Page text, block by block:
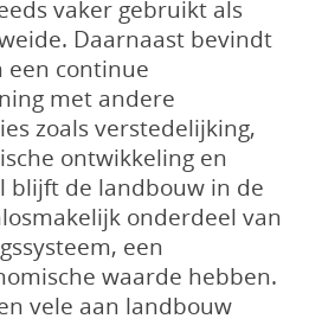
vaker gebruikt als
Daarnaast bevindt
een continue
met andere
zoals verstedelijking,
ontwikkeling en
blijft de landbouw in de
onderdeel van
een
waarde hebben.
vele aan landbouw